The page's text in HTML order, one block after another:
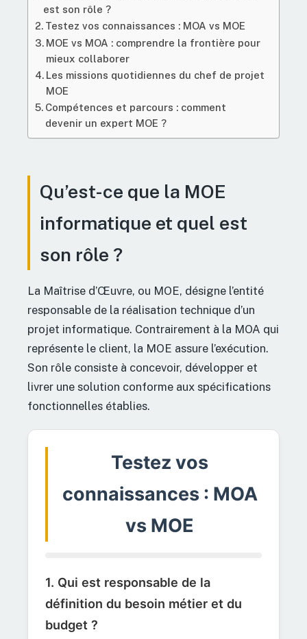
est son rôle ?
Testez vos connaissances : MOA vs MOE
MOE vs MOA : comprendre la frontière pour
mieux collaborer
Les missions quotidiennes du chef de projet
MOE
Compétences et parcours : comment
devenir un expert MOE ?
Qu’est-ce que la MOE
informatique et quel est
son rôle ?
La Maîtrise d’Œuvre, ou MOE, désigne l’entité
responsable de la réalisation technique d’un
projet informatique. Contrairement à la MOA qui
représente le client, la MOE assure l’exécution.
Son rôle consiste à concevoir, développer et
livrer une solution conforme aux spécifications
fonctionnelles établies.
Testez vos
connaissances : MOA
vs MOE
1. Qui est responsable de la
définition du besoin métier et du
budget ?